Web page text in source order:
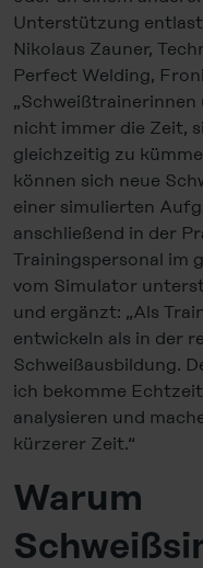
Unterstützung
Nikolaus Zauner,
Perfect Welding,
nicht immer die Zeit,
gleichzeitig zu
können sich neue
einer simulierten
anschließend in der
Trainingspersonal im
vom Simulator
und ergänzt: „Als
entwickeln als in der
Schweißausbildung.
ich bekomme
analysieren und
kürzerer Zeit.“
Warum